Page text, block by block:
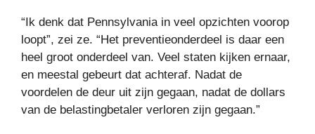
“Ik denk dat Pennsylvania in veel opzichten voorop
loopt”, zei ze. “Het preventieonderdeel is daar een
heel groot onderdeel van. Veel staten kijken ernaar,
en meestal gebeurt dat achteraf. Nadat de
voordelen de deur uit zijn gegaan, nadat de dollars
van de belastingbetaler verloren zijn gegaan.”